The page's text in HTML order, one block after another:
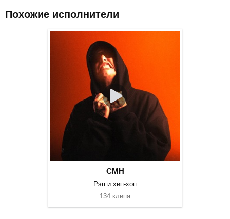
Похожие исполнители
CMH
Рэп и хип-хоп
134 клипа